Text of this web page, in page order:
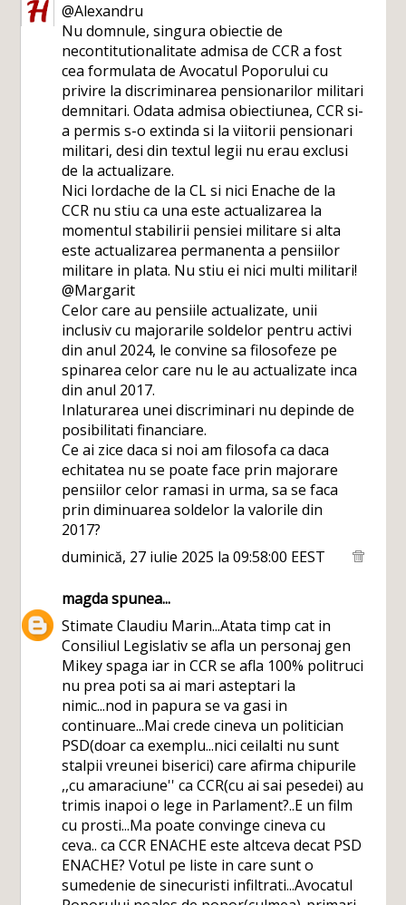
@Alexandru
Nu domnule, singura obiectie de
necontitutionalitate admisa de CCR a fost
cea formulata de Avocatul Poporului cu
privire la discriminarea pensionarilor militari
demnitari. Odata admisa obiectiunea, CCR si-
a permis s-o extinda si la viitorii pensionari
militari, desi din textul legii nu erau exclusi
de la actualizare.
Nici Iordache de la CL si nici Enache de la
CCR nu stiu ca una este actualizarea la
momentul stabilirii pensiei militare si alta
este actualizarea permanenta a pensiilor
militare in plata. Nu stiu ei nici multi militari!
@Margarit
Celor care au pensiile actualizate, unii
inclusiv cu majorarile soldelor pentru activi
din anul 2024, le convine sa filosofeze pe
spinarea celor care nu le au actualizate inca
din anul 2017.
Inlaturarea unei discriminari nu depinde de
posibilitati financiare.
Ce ai zice daca si noi am filosofa ca daca
echitatea nu se poate face prin majorare
pensiilor celor ramasi in urma, sa se faca
prin diminuarea soldelor la valorile din
2017?
duminică, 27 iulie 2025 la 09:58:00 EEST
magdaspunea...
Stimate Claudiu Marin...Atata timp cat in
Consiliul Legislativ se afla un personaj gen
Mikey spaga iar in CCR se afla 100% politruci
nu prea poti sa ai mari asteptari la
nimic...nod in papura se va gasi in
continuare...Mai crede cineva un politician
PSD(doar ca exemplu...nici ceilalti nu sunt
stalpii vreunei biserici) care afirma chipurile
,,cu amaraciune'' ca CCR(cu ai sai pesedei) au
trimis inapoi o lege in Parlament?..E un film
cu prosti...Ma poate convinge cineva cu
ceva.. ca CCR ENACHE este altceva decat PSD
ENACHE? Votul pe liste in care sunt o
sumedenie de sinecuristi infiltrati...Avocatul